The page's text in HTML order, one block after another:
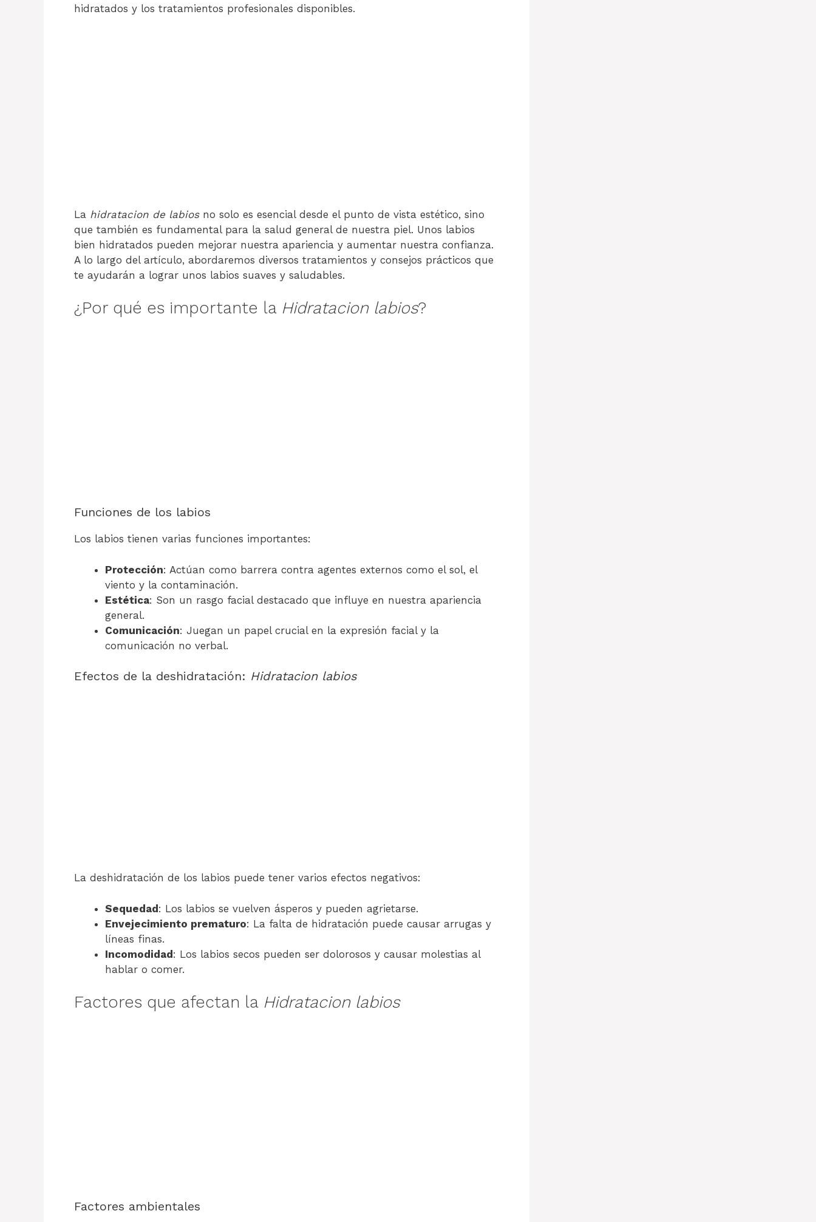
hidratados y los tratamientos profesionales disponibles.
La hidratacion de labiosno solo es esencial desde el punto de vista estético, sino
que también es fundamental para la salud general de nuestra piel. Unos labios
bien hidratados pueden mejorar nuestra apariencia y aumentar nuestra confianza.
A lo largo del artículo, abordaremos diversos tratamientos y consejos prácticos que
te ayudarán a lograr unos labios suaves y saludables.
¿Por qué es importante la Hidratacion labios?
Funciones de los labios
Los labios tienen varias funciones importantes:
Protección: Actúan como barrera contra agentes externos como el sol, el
viento y la contaminación.
Estética: Son un rasgo facial destacado que influye en nuestra apariencia
general.
Comunicación: Juegan un papel crucial en la expresión facial y la
comunicación no verbal.
Efectos de la deshidratación: Hidratacion labios
La deshidratación de los labios puede tener varios efectos negativos:
Sequedad: Los labios se vuelven ásperos y pueden agrietarse.
Envejecimiento prematuro: La falta de hidratación puede causar arrugas y
líneas finas.
Incomodidad: Los labios secos pueden ser dolorosos y causar molestias al
hablar o comer.
Factores que afectan la Hidratacion labios
Factores ambientales